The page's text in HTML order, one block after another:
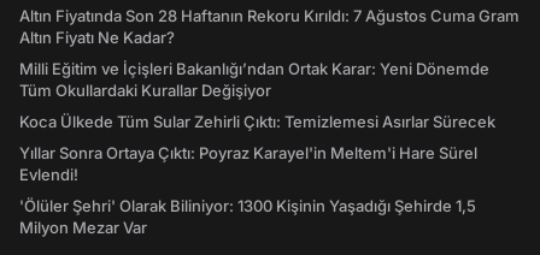
Altın Fiyatında Son 28 Haftanın Rekoru Kırıldı: 7 Ağustos Cuma Gram
Altın Fiyatı Ne Kadar?
Milli Eğitim ve İçişleri Bakanlığı’ndan Ortak Karar: Yeni Dönemde
Tüm Okullardaki Kurallar Değişiyor
Koca Ülkede Tüm Sular Zehirli Çıktı: Temizlemesi Asırlar Sürecek
Yıllar Sonra Ortaya Çıktı: Poyraz Karayel'in Meltem'i Hare Sürel
Evlendi!
'Ölüler Şehri' Olarak Biliniyor: 1300 Kişinin Yaşadığı Şehirde 1,5
Milyon Mezar Var